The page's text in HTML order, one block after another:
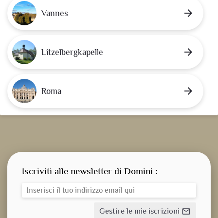
Vannes arrow_forward
Litzelbergkapelle arrow_forward
Roma arrow_forward
Iscriviti alle newsletter di Domini :
Gestire le mie iscrizioni mail_outline